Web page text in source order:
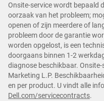
Onsite-service wordt bepaald
oorzaak van het probleem;
openen of zijn meerdere of
probleem door de garantie
worden opgelost, is een
doorgaans binnen 1-2
diagnose beschikbaar.
Marketing L.P.
en per product. U vindt alle
Dell.com/servicecontracts.